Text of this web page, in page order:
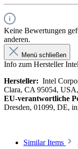
Keine Bewertungen
anderen.
Menü schließen
Info zum Hersteller Intel
Hersteller: Intel
Clara, CA 95054,
EU-verantwortliche
Dresden, 01099, DE,
Similar Items